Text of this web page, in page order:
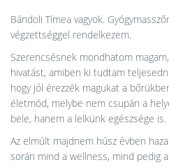
Bándoli Tímea vagyok.
végzettséggel rendelkezem.
Szerencsésnek mondhatom
hivatást, amiben ki tudtam
hogy jól érezzék magukat a
életmód, melybe nem csupán a
bele, hanem a lelkünk egészsége is.
Az elmúlt majdnem húsz évben
során mind a wellness, mind pedig